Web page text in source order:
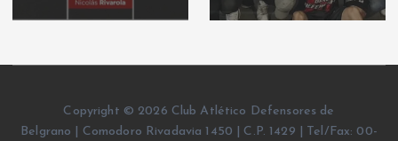
Copyright © 2026 Club Atlético Defensores de
Belgrano | Comodoro Rivadavia 1450 | C.P. 1429 | Tel/Fax: 00-